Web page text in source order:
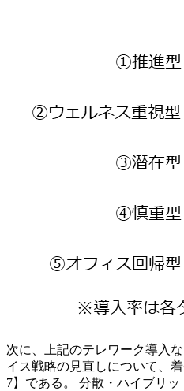
次に、上記のテレワーク導入
イス戦略の見直しについて、
7】である。 分散・ハイブリ